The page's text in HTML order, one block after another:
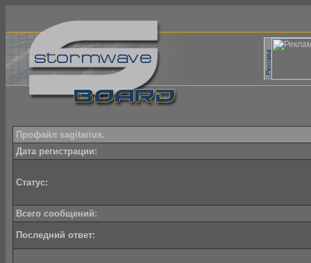
Профайл sagitarius.
Дата регистрации:
Статус:
Всего сообщений:
Последний ответ: